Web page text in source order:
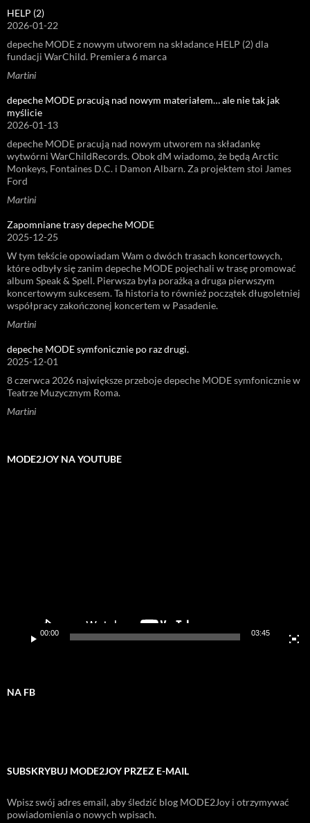
HELP (2)
2026-01-22
depeche MODE z nowym utworem na składance HELP (2) dla
fundacji WarChild. Premiera 6 marca
Martini
depeche MODE pracują nad nowym materiałem… ale nie tak jak
myślicie
2026-01-13
depeche MODE pracują nad nowym utworem na składankę
wytwórni WarChildRecords. Obok dM wiadomo, że będą Arctic
Monkeys, Fontaines D.C. i Damon Albarn. Za projektem stoi James
Ford
Martini
Zapomniane trasy depeche MODE
2025-12-25
W tym tekście opowiadam Wam o dwóch trasach koncertowych,
które odbyły się zanim depeche MODE pojechali w trasę promować
album Speak & Spell. Pierwsza była porażką a druga pierwszym
koncertowym sukcesem. Ta historia to również początek długoletniej
współpracy zakończonej koncertem w Pasadenie.
Martini
depeche MODE symfonicznie po raz drugi.
2025-12-01
8 czerwca 2026 największe przeboje depeche MODE symfonicznie w
Teatrze Muzycznym Roma.
Martini
MODE2JOY NA YOUTUBE
00:00 03:45
NA FB
SUBSKRYBUJ MODE2JOY PRZEZ E-MAIL
Wpisz swój adres email, aby śledzić blog MODE2Joy i otrzymywać
powiadomienia o nowych wpisach.